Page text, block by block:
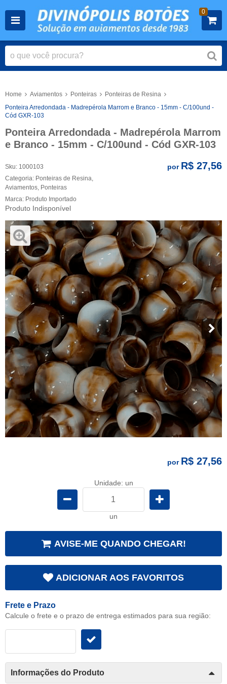
0
Home Aviamentos Ponteiras
Ponteiras de Resina
Ponteira Arredondada - Madrepérola Marrom e Branco - 15mm - C/100und -
Cód GXR-103
Ponteira Arredondada - Madrepérola Marrom
e Branco - 15mm - C/100und - Cód GXR-103
Sku: 1000103
Categoria: Ponteiras de Resina
Aviamentos Ponteiras
Marca: Produto Importado
Produto Indisponível
por R$ 27,56
por R$ 27,56
Unidade: un
un
AVISE-ME QUANDO CHEGAR!
ADICIONAR AOS FAVORITOS
Frete e Prazo
Calcule o frete e o prazo de entrega estimados para sua região:
Informações do Produto